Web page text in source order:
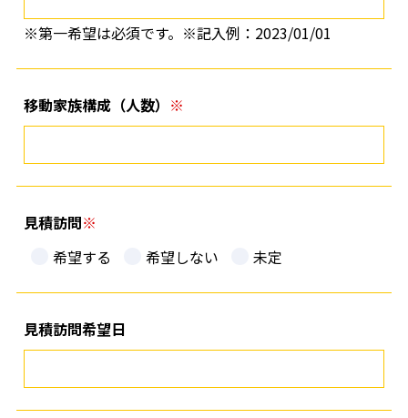
※第一希望は必須です。※記入例：2023/01/01
移動家族構成（人数）
見積訪問
希望する
希望しない 未定
見積訪問希望日